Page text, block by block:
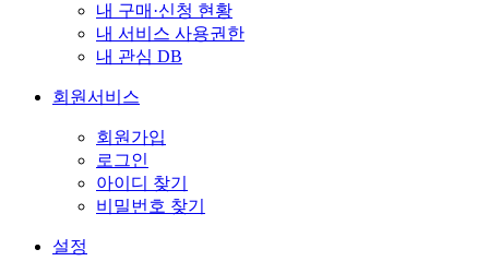
내 구매·신청 현황
내 서비스 사용권한
내 관심 DB
회원서비스
회원가입
로그인
아이디 찾기
비밀번호 찾기
설정